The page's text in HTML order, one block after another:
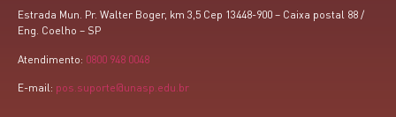
Estrada Mun. Pr. Walter Boger, km 3,5 Cep 13448-900 – Caixa postal 88 /
Eng. Coelho – SP
Atendimento: 0800 948 0048
E-mail: pos.suporte@unasp.edu.br